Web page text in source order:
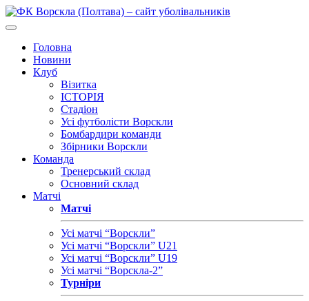
Головна
Новини
Клуб
Візитка
ІСТОРІЯ
Стадіон
Усі футболісти Ворскли
Бомбардири команди
Збірники Ворскли
Команда
Тренерський склад
Основний склад
Матчі
Матчі
Усі матчі “Ворскли”
Усі матчі “Ворскли” U21
Усі матчі “Ворскли” U19
Усі матчі “Ворскла-2”
Турніри